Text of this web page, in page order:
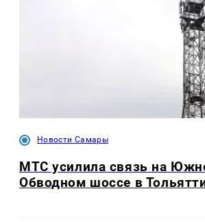
Новости Самары
МТС усилила связь на
Обводном шоссе в